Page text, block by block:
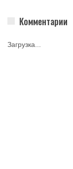
Комментарии
Загрузка...